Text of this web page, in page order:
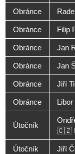
Obránce
Obránce Filip
Obránce Jan
Obránce Jan
Obránce Jiří
Obránce
Útočník
🇨🇿
Útočník Jiří